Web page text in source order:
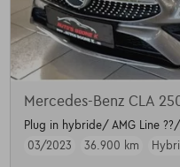
Mercedes-Benz CLA
Plug in hybride/ AMG Line
03/2023
36.900 km